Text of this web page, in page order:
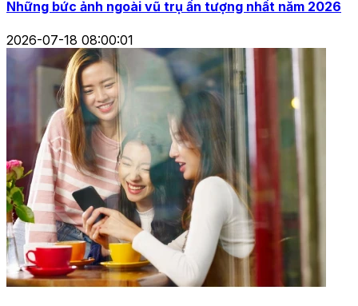
Những bức ảnh ngoài vũ trụ ấn tượng nhất năm 2026
2026-07-18 08:00:01